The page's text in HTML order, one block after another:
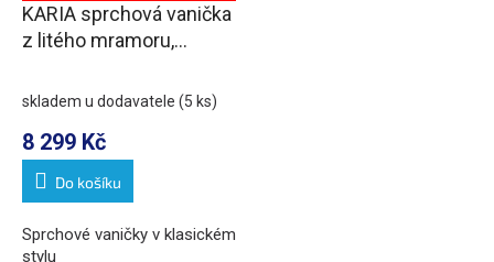
KARIA sprchová vanička
z litého mramoru,
skladem u dodavatele (5 ks)
8 299 Kč
Do košíku
Sprchové vaničky v klasickém
stylu